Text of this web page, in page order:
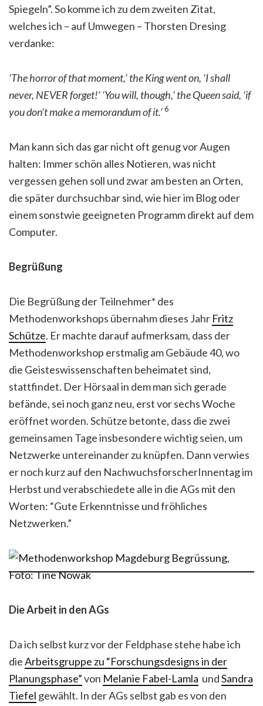
Spiegeln”. So komme ich zu dem zweiten Zitat,
welches ich – auf Umwegen – Thorsten Dresing
verdanke:
‘The horror of that moment,’ the King went on, ‘I shall
never, NEVER forget!’‘You will, though,’ the Queen said, ‘if
you don’t make a memorandum of it.’6
Man kann sich das gar nicht oft genug vor Augen
halten: Immer schön alles Notieren, was nicht
vergessen gehen soll und zwar am besten an Orten,
die später durchsuchbar sind, wie hier im Blog oder
einem sonstwie geeigneten Programm direkt auf dem
Computer.
Begrüßung
Die Begrüßung der Teilnehmer* des
Methodenworkshops übernahm dieses Jahr Fritz
Schütze. Er machte darauf aufmerksam, dass der
Methodenworkshop erstmalig am Gebäude 40, wo
die Geisteswissenschaften beheimatet sind,
stattfindet. Der Hörsaal in dem man sich gerade
befände, sei noch ganz neu, erst vor sechs Woche
eröffnet worden. Schütze betonte, dass die zwei
gemeinsamen Tage insbesondere wichtig seien, um
Netzwerke untereinander zu knüpfen. Dann verwies
er noch kurz auf den NachwuchsforscherInnentag im
Herbst und verabschiedete alle in die AGs mit den
Worten: “Gute Erkenntnisse und fröhliches
Netzwerken.”
Die Arbeit in den AGs
Da ich selbst kurz vor der Feldphase stehe habe ich
dieArbeitsgruppe zu “Forschungsdesigns in der
Planungsphase”von Melanie Fabel-Lamla undSandra
Tiefel gewählt. In der AGs selbst gab es von den